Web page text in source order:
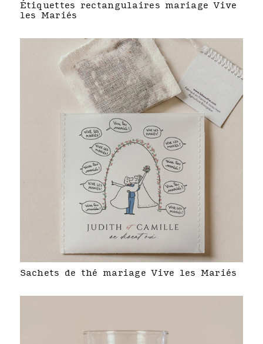
Étiquettes rectangulaires mariage Vive
les Mariés
Sachets de thé mariage Vive les Mariés